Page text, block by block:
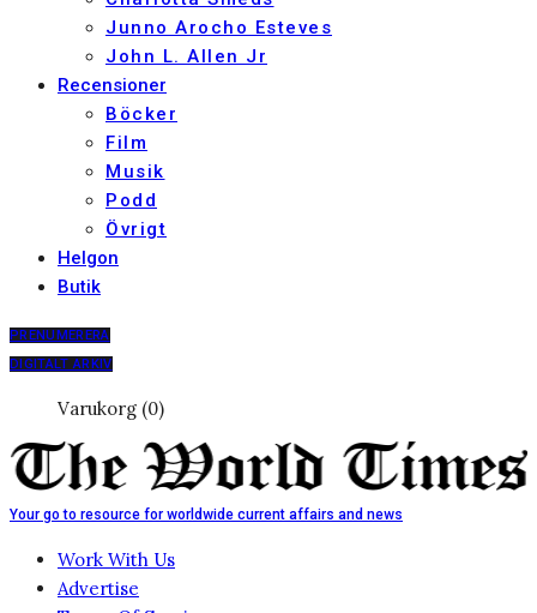
Junno Arocho Esteves
John L. Allen Jr
Recensioner
Böcker
Film
Musik
Podd
Övrigt
Helgon
Butik
PRENUMERERA
DIGITALT ARKIV
Varukorg (0)
Your go to resource for worldwide current affairs and news
Work With Us
Advertise